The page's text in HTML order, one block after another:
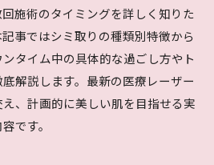
施術のタイミングを詳しく知りた
事ではシミ取りの種類別特徴から
タイム中の具体的な過ごし方やト
解説します。最新の医療レーザー
、計画的に美しい肌を目指せる実
です。